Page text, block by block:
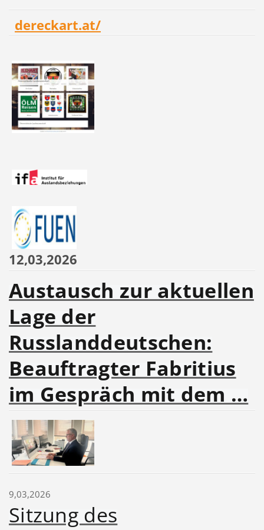
dereckart.at/
12,03,2026
Austausch zur aktuellen
Lage der
Russlanddeutschen:
Beauftragter Fabritius
im Gespräch mit dem …
9,03,2026
Sitzung des